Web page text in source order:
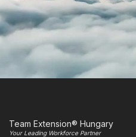
Team Extension® Hungary
Your Leading Workforce Partner